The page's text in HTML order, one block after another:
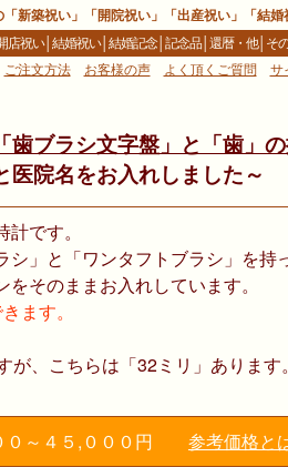
新築祝い」「開院祝い」「出産祝い」「結
店祝い│結婚祝い│結婚記念│記念品│還暦・他│ そ
ご注文方法 お客様の声 よく頂くご質問 サ
歯ブラシ文字盤」と「歯」
医院名をお入れしました～
です。
」と「ワンタフトブラシ」を持
そのままお入れしています。
ます。
、こちらは「32ミリ」あります。
～４５,０００円
参考価格と